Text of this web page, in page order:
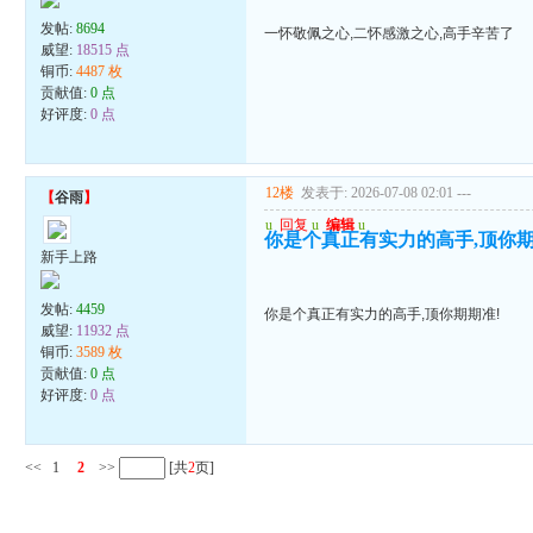
发帖:8694
威望: 18515 点
铜币:4487 枚
贡献值:0 点
好评度:0 点
一怀敬佩之心,二怀感激之心,高手辛苦了
【谷雨】
新手上路
发帖:4459
威望: 11932 点
铜币:3589 枚
贡献值:0 点
好评度:0 点
12楼 发表于: 2026-07-08 02:01 ---
u 回复 u 编辑 u
你是个真正有实力的高手,顶你
你是个真正有实力的高手,顶你期期准!
<< 1 2 >> [共2页]